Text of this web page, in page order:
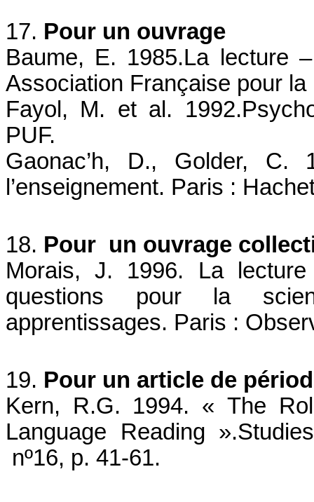
17. Pour un ouvrage
Baume, E. 1985.La lecture
Association Française pour la
Fayol, M. et al.
PUF.
Gaonac’h, D., Golder, C.
l’enseignement. Paris :
18. Pour un ouvrage
Morais, J. 1996. La
questions pour la
apprentissages. Paris :
19. Pour un article de
Kern, R.G. 1994. « The
Language Reading
nº16, p. 41-61.